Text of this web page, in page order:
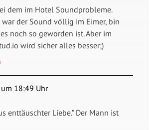
dem im Hotel Soundprobleme.
der Sound völlig im Eimer, bin
noch so geworden ist. Aber im
wird sicher alles besser;)
18:49 Uhr
enttäuschter Liebe.” Der Mann ist